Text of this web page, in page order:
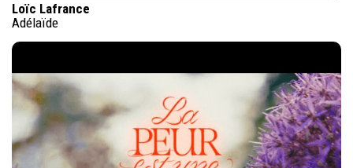
Loïc Lafrance
Adélaïde